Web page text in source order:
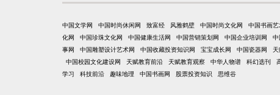
中国文学网 中国时尚休闲网 致富经 风雅鹤壁 中国时尚文化网 中国书画艺
化网
中国珍珠文化网 中国健康生活网 中国营销策划网 中国企业培训网 中
事网
中国雕塑设计艺术网 中国收藏投资知识网 宝宝成长网 中国瓷器网
中国校园文化建设网
天赋教育前沿 天赋教育观察 中华人物谱 科幻选刊
学习
科技前沿 趣味地理 中国书画网 股票投资知识 思维谷